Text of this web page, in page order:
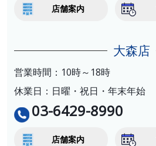
店舗案内
大森店
営業時間：10時～18時
休業日：日曜・祝日・年末年始
03-6429-8990
店舗案内